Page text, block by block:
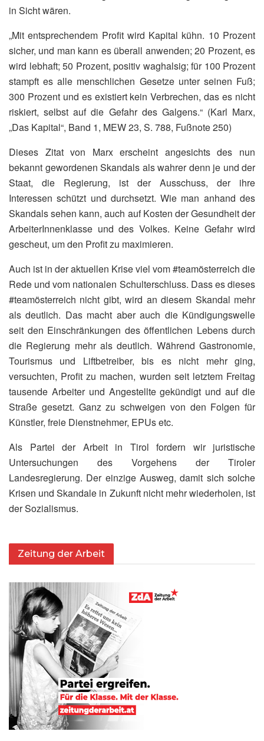
in Sicht wären.
„Mit entsprechendem Profit wird Kapital kühn. 10 Prozent
sicher, und man kann es überall anwenden; 20 Prozent, es
wird lebhaft; 50 Prozent, positiv waghalsig; für 100 Prozent
stampft es alle menschlichen Gesetze unter seinen Fuß;
300 Prozent und es existiert kein Verbrechen, das es nicht
riskiert, selbst auf die Gefahr des Galgens.“ (Karl Marx,
„Das Kapital“, Band 1, MEW 23, S. 788, Fußnote 250)
Dieses Zitat von Marx erscheint angesichts des nun
bekannt gewordenen Skandals als wahrer denn je und der
Staat, die Regierung, ist der Ausschuss, der ihre
Interessen schützt und durchsetzt. Wie man anhand des
Skandals sehen kann, auch auf Kosten der Gesundheit der
ArbeiterInnenklasse und des Volkes. Keine Gefahr wird
gescheut, um den Profit zu maximieren.
Auch ist in der aktuellen Krise viel vom #teamösterreich die
Rede und vom nationalen Schulterschluss. Dass es dieses
#teamösterreich nicht gibt, wird an diesem Skandal mehr
als deutlich. Das macht aber auch die Kündigungswelle
seit den Einschränkungen des öffentlichen Lebens durch
die Regierung mehr als deutlich. Während Gastronomie,
Tourismus und Liftbetreiber, bis es nicht mehr ging,
versuchten, Profit zu machen, wurden seit letztem Freitag
tausende Arbeiter und Angestellte gekündigt und auf die
Straße gesetzt. Ganz zu schweigen von den Folgen für
Künstler, freie Dienstnehmer, EPUs etc.
Als Partei der Arbeit in Tirol fordern wir juristische
Untersuchungen des Vorgehens der Tiroler
Landesregierung. Der einzige Ausweg, damit sich solche
Krisen und Skandale in Zukunft nicht mehr wiederholen, ist
der Sozialismus.
Zeitung der Arbeit